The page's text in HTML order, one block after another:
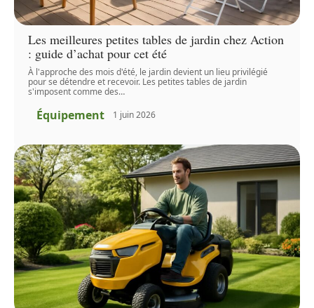
Les meilleures petites tables de jardin chez Action
: guide d’achat pour cet été
À l'approche des mois d'été, le jardin devient un lieu privilégié
pour se détendre et recevoir. Les petites tables de jardin
s'imposent comme des…
Équipement 1 juin 2026